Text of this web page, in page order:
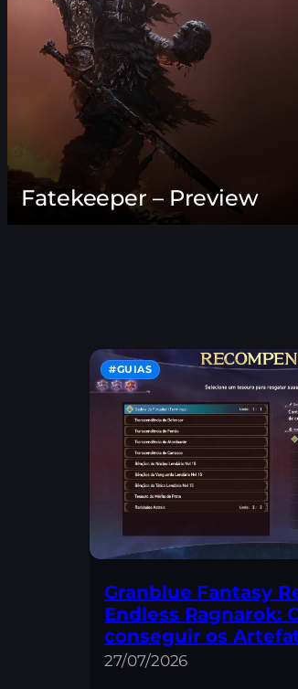
Fatekeeper – Preview
#GUIAS
Granblue Fantasy
Endless Ragnarok:
conseguir os
27/07/2026